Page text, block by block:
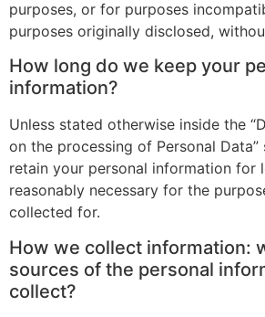
purposes, or for purposes
purposes originally disclosed,
How long do we keep your
information?
Unless stated otherwise inside the
on the processing of Personal
retain your personal information for
reasonably necessary for the
collected for.
How we collect information:
sources of the personal
collect?